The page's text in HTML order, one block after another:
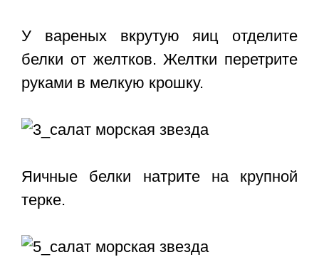
У вареных вкрутую яиц отделите
белки от желтков. Желтки перетрите
руками в мелкую крошку.
Яичные белки натрите на крупной
терке.